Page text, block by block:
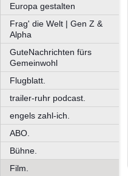
Europa gestalten
Frag' die Welt | Gen Z &
Alpha
GuteNachrichten fürs
Gemeinwohl
Flugblatt.
trailer-ruhr podcast.
engels zahl-ich.
ABO.
Bühne.
Film.